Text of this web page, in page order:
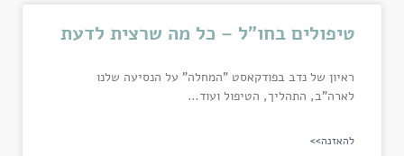
טיפולים בחו"ל – כל מה שרצית לדעת
ראיון של נדב בפודקאסט "המחלה" על הנסיעה שלנו
לארה"ב, התהליך, הטיפול ועוד…
להאזנה>>